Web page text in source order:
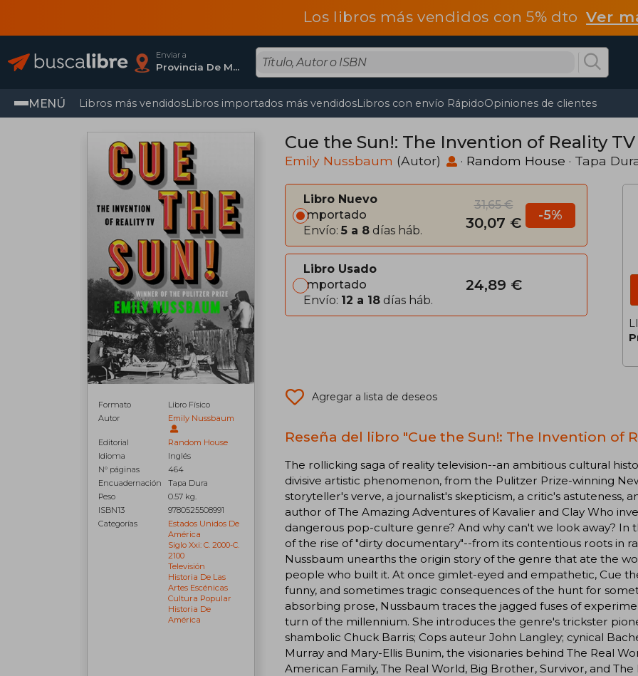
Los libros más vendidos con 5% dtoVer
Enviar a
Provincia De Madrid
MENÚ Libros más vendidosLibros importados más vendidosLibros con envío RápidoOpiniones de clientes
Formato
Libro Físico
Autor
Emily Nussbaum
Editorial
Random House
Idioma
Inglés
N° páginas
464
Encuadernación
Tapa Dura
Peso
0.57 kg.
ISBN13
9780525508991
Categorías
Estados Unidos De
América
Siglo Xxi: C. 2000-C.
2100
Televisión
Historia De Las
Artes Escénicas
Cultura Popular
Historia De
América
Cue the Sun!: The Invention of Reality
Emily Nussbaum (Autor) · Random House · Tapa
Libro Nuevo
Importado
Envío: 5 a 8 días háb.
31,65 €
30,07 € -5%
Libro Usado
Importado
Envío: 12 a 18 días háb.
24,89 €
Agregar a lista de deseos
Reseña del libro "Cue the Sun!: The Invention of
The rollicking saga of reality television--an ambitious cultural
divisive artistic phenomenon, from the Pulitzer Prize-winning
storyteller's verve, a journalist's skepticism, a critic's astuteness,
author of The Amazing Adventures of Kavalier and Clay Who
dangerous pop-culture genre? And why can't we look away?
of the rise of "dirty documentary"--from its contentious roots in
Nussbaum unearths the origin story of the genre that ate the
people who built it. At once gimlet-eyed and empathetic, Cue
funny, and sometimes tragic consequences of the hunt for
absorbing prose, Nussbaum traces the jagged fuses of
turn of the millennium. She introduces the genre's trickster
shambolic Chuck Barris; Cops auteur John Langley; cynical
Murray and Mary-Ellis Bunim, the visionaries behind The Real
American Family, The Real World, Big Brother, Survivor, and